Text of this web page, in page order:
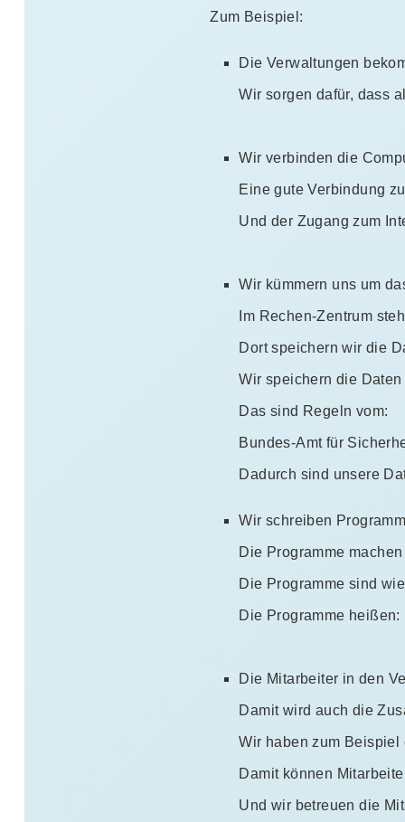
Zum Beispiel:
Die Verwaltungen
Wir sorgen dafür, dass
Wir verbinden die
Eine gute Verbindung
Und der Zugang zum
Wir kümmern uns um
Im Rechen-Zentrum
Dort speichern wir die
Wir speichern die
Das sind Regeln vom:
Bundes-Amt für
Dadurch sind unsere
Wir schreiben
Die Programme
Die Programme sind
Die Programme heißen:
Die Mitarbeiter in den
Damit wird auch die
Wir haben zum Beispiel
Damit können
Und wir betreuen die